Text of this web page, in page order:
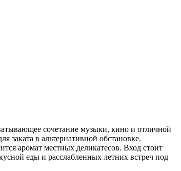
сочетание музыки, кино и отличной
заката в альтернативной обстановке.
аромат местных деликатесов. Вход стоит
еды и расслабленных летних встреч под